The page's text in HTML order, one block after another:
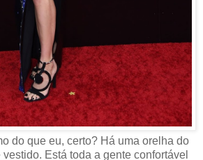
do que eu, certo? Há uma orelha do
Está toda a gente confortável